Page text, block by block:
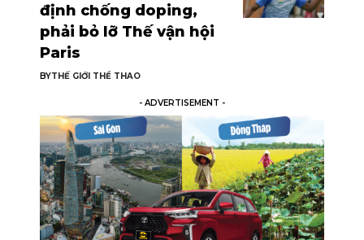
định chống doping,
phải bỏ lỡ Thế vận hội
Paris
BYTHẾ GIỚI THỂ THAO
- ADVERTISEMENT -